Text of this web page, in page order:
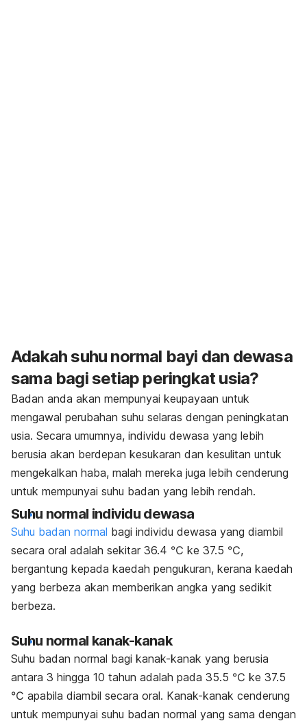
Adakah suhu normal bayi dan dewasa
sama bagi setiap peringkat usia?
Badan anda akan mempunyai keupayaan untuk
mengawal perubahan suhu selaras dengan peningkatan
usia. Secara umumnya, individu dewasa yang lebih
berusia akan berdepan kesukaran dan kesulitan untuk
mengekalkan haba, malah mereka juga lebih cenderung
untuk mempunyai suhu badan yang lebih rendah.
Suhu normal individu dewasa
Suhu badan normal bagi individu dewasa yang diambil
secara oral adalah sekitar 36.4 ℃ ke 37.5 ℃,
bergantung kepada kaedah pengukuran, kerana kaedah
yang berbeza akan memberikan angka yang sedikit
berbeza.
Suhu normal kanak-kanak
Suhu badan normal bagi kanak-kanak yang berusia
antara 3 hingga 10 tahun adalah pada 35.5 ℃ ke 37.5
℃ apabila diambil secara oral. Kanak-kanak cenderung
untuk mempunyai suhu badan normal yang sama dengan